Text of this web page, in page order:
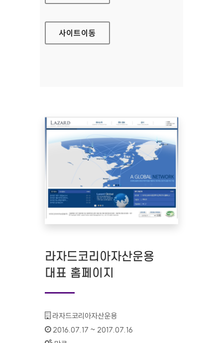
사이트이동
라자드코리아자산운용
대표 홈페이지
기관명 :
라자드코리아자산운용
인증기간 :
2016.07.17 ~ 2017.07.16